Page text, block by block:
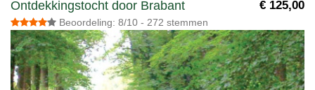
Ontdekkingstocht door Brabant € 125,00
Beoordeling: 8/10 - 272 stemmen